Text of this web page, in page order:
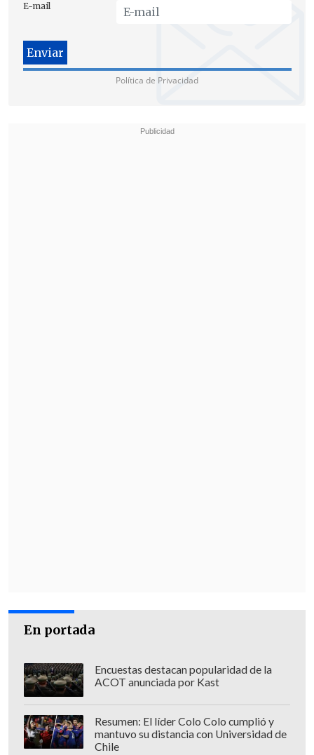
E-mail
Política de Privacidad
En portada
Encuestas destacan popularidad de la
ACOT anunciada por Kast
Resumen: El líder Colo Colo cumplió y
mantuvo su distancia con Universidad de
Chile